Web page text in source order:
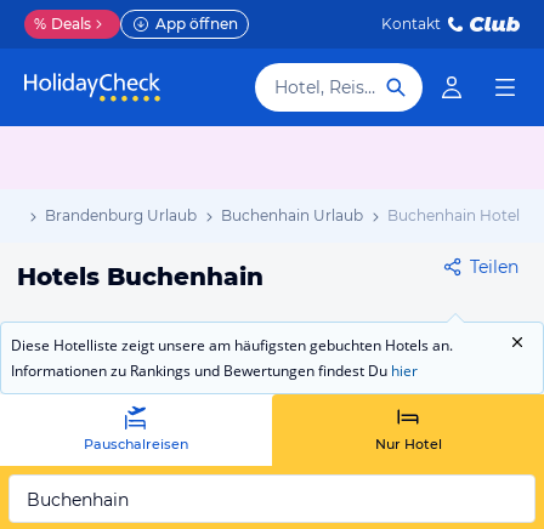
% Deals App öffnen Kontakt
Hotel, Reiseziel
Brandenburg Urlaub Buchenhain Urlaub Buchenhain Hotels
Hotels Buchenhain Teilen
Diese Hotelliste zeigt unsere am häufigsten gebuchten Hotels an.
Informationen zu Rankings und Bewertungen findest Du hier
Pauschalreisen Nur Hotel
Buchenhain